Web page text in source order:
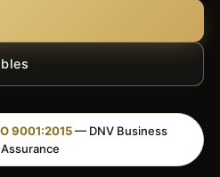
9001:2015— DNV Business
Assurance